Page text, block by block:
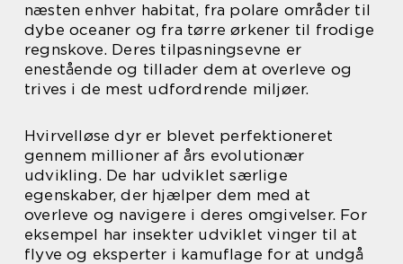
næsten enhver habitat, fra polare områder til
dybe oceaner og fra tørre ørkener til frodige
regnskove. Deres tilpasningsevne er
enestående og tillader dem at overleve og
trives i de mest udfordrende miljøer.
Hvirvelløse dyr er blevet perfektioneret
gennem millioner af års evolutionær
udvikling. De har udviklet særlige
egenskaber, der hjælper dem med at
overleve og navigere i deres omgivelser. For
eksempel har insekter udviklet vinger til at
flyve og eksperter i kamuflage for at undgå